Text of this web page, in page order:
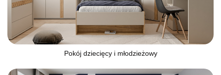
Pokój dziecięcy i młodzieżowy